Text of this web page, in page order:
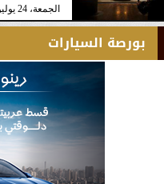
الجمعة، 24 يوليو 2026
بورصة السيارات